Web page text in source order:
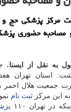
مركز پزشكی حج و
به نقل از ایسنا،
استان تهران
جمعیت هلال احمر
این مركز ثبت نام
در تهران ۱۱۰